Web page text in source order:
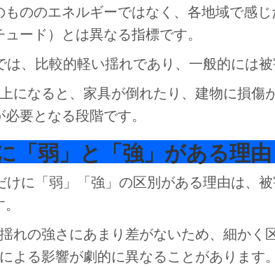
もののエネルギーではなく、各地域で感
ード）とは異なる指標です。
は、比較的軽い揺れであり、一般的には
になると、家具が倒れたり、建物に損傷
要となる段階です。
「弱」と「強」がある理由
けに「弱」「強」の区別がある理由は、
れの強さにあまり差がないため、細かく
よる影響が劇的に異なることがあります。